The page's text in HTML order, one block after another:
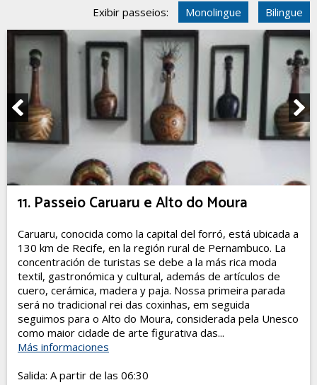
Exibir passeios: Monolingue Bilingue
11. Passeio Caruaru e Alto do Moura
Caruaru, conocida como la capital del forró, está ubicada a
130 km de Recife, en la región rural de Pernambuco. La
concentración de turistas se debe a la más rica moda
textil, gastronómica y cultural, además de artículos de
cuero, cerámica, madera y paja. Nossa primeira parada
será no tradicional rei das coxinhas, em seguida
seguimos para o Alto do Moura, considerada pela Unesco
como maior cidade de arte figurativa das...
Más informaciones
Salida: A partir de las 06:30